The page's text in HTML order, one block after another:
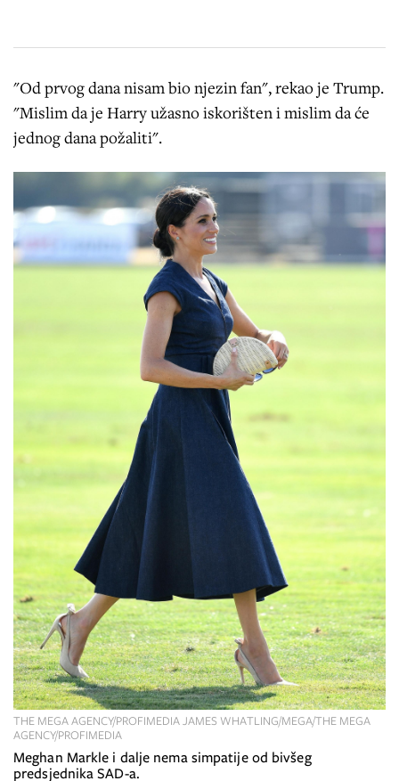
"Od prvog dana nisam bio njezin fan", rekao je Trump.
"Mislim da je Harry užasno iskorišten i mislim da će
jednog dana požaliti".
Meghan Markle i dalje nema simpatije od bivšeg
predsjednika SAD-a.
THE MEGA AGENCY/PROFIMEDIA JAMES WHATLING/MEGA/THE MEGA
AGENCY/PROFIMEDIA